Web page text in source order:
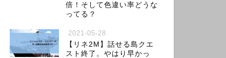
倍！そして色違い率どうな
ってる？
2021-05-28
【リネ2M】話せる島クエ
スト終了。やはり早かっ